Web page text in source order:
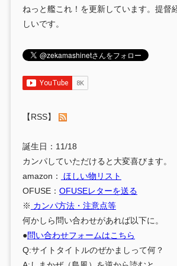
ねっと艦これ！を更新しています。提督
しいです。
【RSS】
誕生日：11/18
カンパしていただけると大変喜びます。
amazon：
ほしい物リスト
OFUSE： OFUSEレターを送る
※ カンパ方法・注意点等
何かしら問い合わせがあれば以下に。
●問い合わせフォームはこちら
Q:サイトタイトルのぜかましって何？